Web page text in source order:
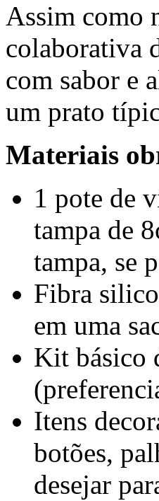
Assim como
colaborativa
com sabor e
um prato
Materiais
1 pote de
tampa de
tampa, se
Fibra
em uma
Kit básico
Itens
botões,
desejar